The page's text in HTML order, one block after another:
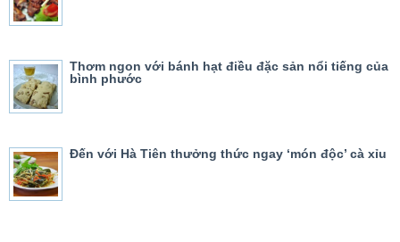
Thơm ngon với bánh hạt điều đặc sản nổi tiếng của
bình phước
Đến với Hà Tiên thưởng thức ngay ‘món độc’ cà xỉu